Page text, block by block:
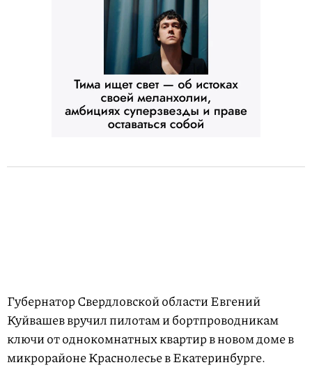
Губернатор Свердловской области Евгений
Куйвашев вручил пилотам и бортпроводникам
ключи от однокомнатных квартир в новом доме в
микрорайоне Краснолесье в Екатеринбурге.